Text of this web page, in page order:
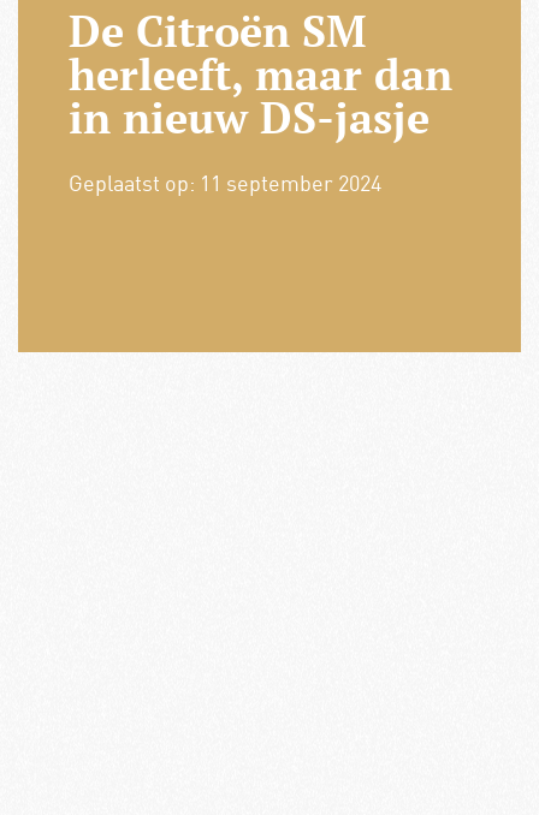
De Citroën SM
herleeft, maar dan
in nieuw DS-jasje
Geplaatst op: 11 september 2024